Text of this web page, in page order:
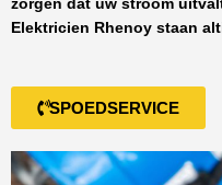
zorgen dat uw stroom
Elektricien Rhenoy staan
SPOEDSERVICE